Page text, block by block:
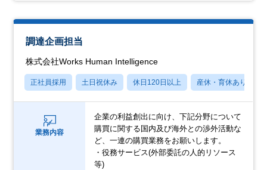
調達企画担当
株式会社Works Human Intelligence
正社員採用 土日祝休み 休日120日以上 産休・育休あり
業務内容
企業の利益創出に向け、下記分野について
購買に関する国内及び海外との渉外活動な
ど、一連の購買業務をお願いします。
・役務サービス(外部委託の人的リソース
等)